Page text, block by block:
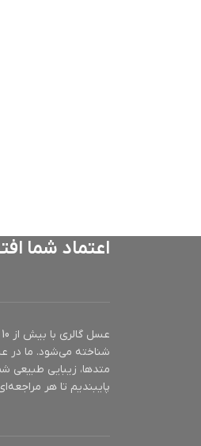
اعتماد شما
شناخته می‌شود. ما در
متدها، زیبایی طبیعی
پایبندیم تا هر